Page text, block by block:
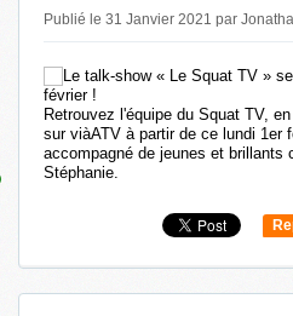
Publié le 31 Janvier 2021 par
Retrouvez l'équipe du Squat TV,
sur viàATV à partir de ce lundi 1er
accompagné de jeunes et brillants
Stéphanie.